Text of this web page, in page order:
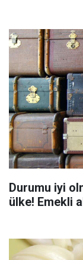
Durumu iyi
ülke! Emekli